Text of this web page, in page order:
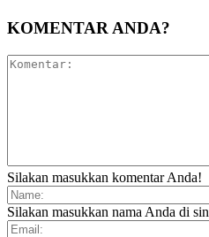
KOMENTAR ANDA?
Silakan masukkan komentar Anda!
Silakan masukkan nama Anda di